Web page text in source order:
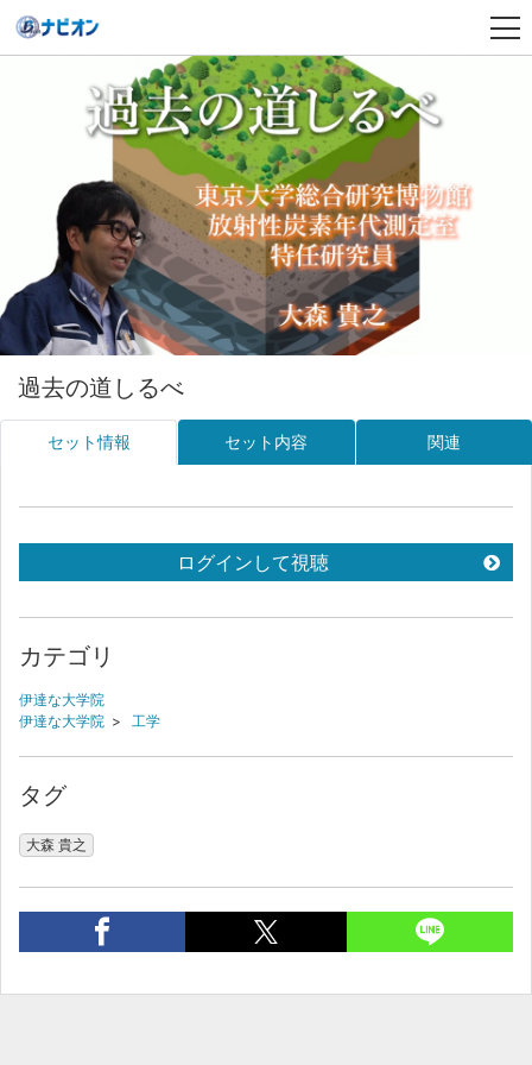
過去の道しるべ
セット情報 セット内容 関連
ログインして視聴
カテゴリ
伊達な大学院
伊達な大学院 > 工学
タグ
大森 貴之